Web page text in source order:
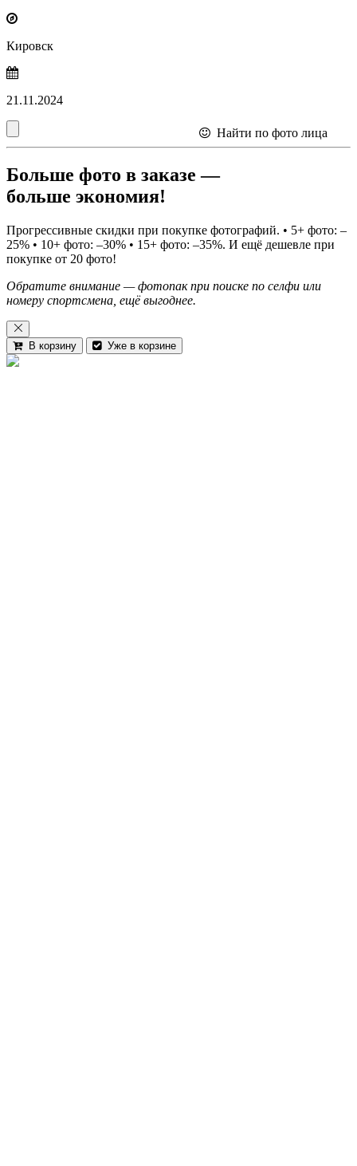
Кировск
21.11.2024
Найти по фото лица
Больше фото в заказе —
больше экономия!
Прогрессивные скидки при покупке фотографий. • 5+ фото: –
25% • 10+ фото: –30% • 15+ фото: –35%. И ещё дешевле при
покупке от 20 фото!
Обратите внимание —фотопакпри поиске по селфи или
номеру спортсмена, ещё выгоднее.
В корзину Уже в корзине